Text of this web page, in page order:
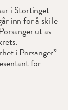
i Stortinget
inn for å skille
ut av
i Porsanger”
for